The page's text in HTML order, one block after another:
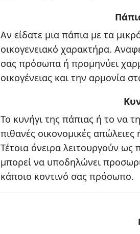
Αν είδατε μια πάπια με τα
οικογενειακό χαρακτήρα.
σας πρόσωπα ή προμηνύει
οικογένειας και την αρμονία
Το κυνήγι της πάπιας ή το να
πιθανές οικονομικές
Τέτοια όνειρα λειτουργούν ως
μπορεί να υποδηλώνει
κάποιο κοντινό σας πρόσωπο.